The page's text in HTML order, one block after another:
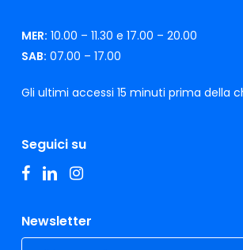
MER: 10.00 – 11.30 e 17.00 – 20.00
SAB: 07.00 – 17.00
Gli ultimi accessi 15 minuti prima della
Seguici su
facebook
linkedininstagram
Newsletter